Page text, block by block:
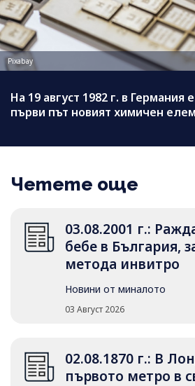
Pixabay
На 19 август 1982 г. в Германия
първи път новият химичен
Четете още
03.08.2001 г.:
бебе в България,
метода инвитро
Новини от миналото
03 Август 2026
02.08.1870 г.: В
първото метро в